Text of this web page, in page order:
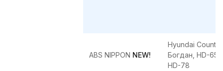
ABS NIPPON NEW!
Hyundai County,
Богдан, HD-65,
HD-78